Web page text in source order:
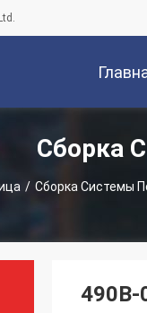
Сборка
/ Сборка Системы
490B-